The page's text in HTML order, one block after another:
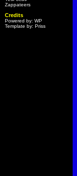
Zappateers
Credits
Powered by: WP
Template by: Priss